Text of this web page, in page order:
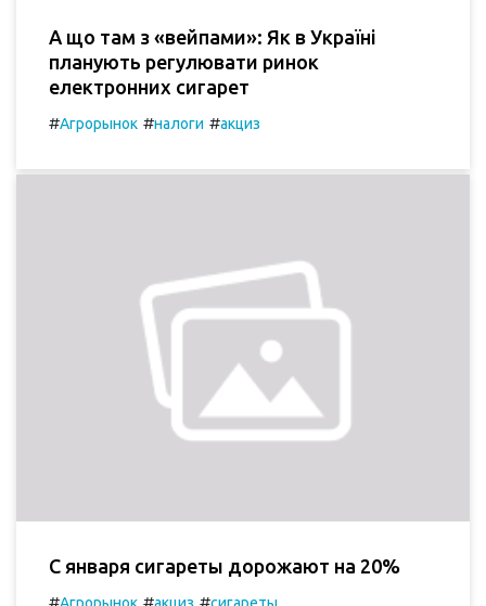
А що там з «вейпами»: Як в Україні
планують регулювати ринок
електронних сигарет
#Агрорынок #налоги #акциз
С января сигареты дорожают на 20%